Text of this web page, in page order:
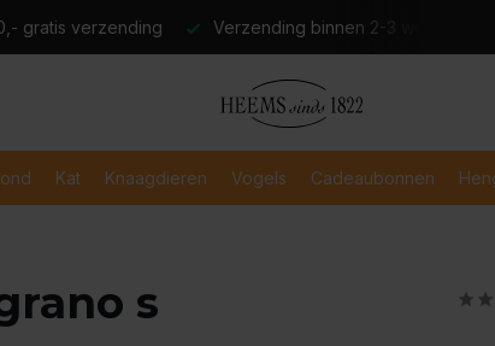
gratis verzending Verzending binnen 2-3 werkdagen
Kat Knaagdieren Vogels Cadeaubonnen
s